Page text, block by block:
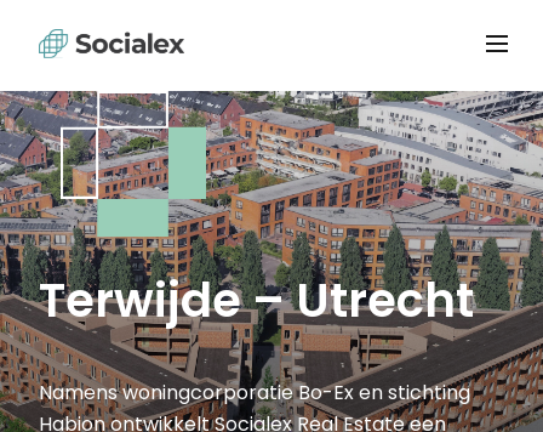
Terwijde – Utrecht
Namens woningcorporatie Bo-Ex en stichting
Habion ontwikkelt Socialex Real Estate een